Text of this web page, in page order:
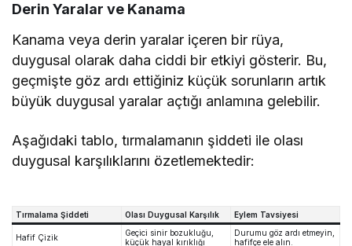
Derin Yaralar ve Kanama
Kanama veya derin yaralar içeren bir rüya,
duygusal olarak daha ciddi bir etkiyi gösterir. Bu,
geçmişte göz ardı ettiğiniz küçük sorunların artık
büyük duygusal yaralar açtığı anlamına gelebilir.
Aşağıdaki tablo, tırmalamanın şiddeti ile olası
duygusal karşılıklarını özetlemektedir:
Tırmalama Şiddeti Olası Duygusal Karşılık Eylem Tavsiyesi
Hafif Çizik
Geçici sinir bozukluğu,
küçük hayal kırıklığı
Durumu göz ardı etmeyin,
hafifçe ele alın.